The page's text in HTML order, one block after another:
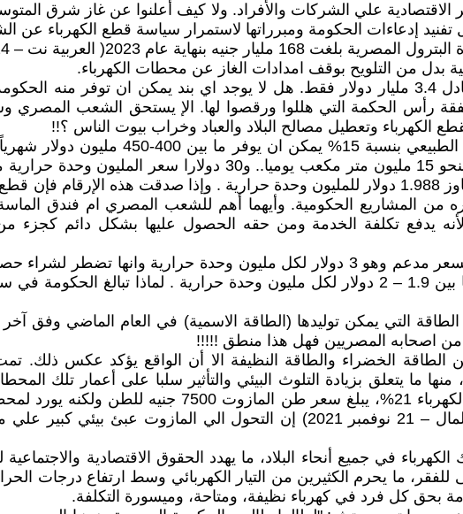
الاقتصادية علي الشركات والأفراد. ولا كيف أعلنوا عن غاز شرق
تفنيد إدعاءات الحكومة ومبرراتها لاستمرار سياسة قطع الكهرباء
بدل من التلويح بوقف امدادات الغاز عن محطات الكهرباء.
- هل هذا المبلغ ضخم وفوق إمكانيات الحكومة ؟! هذا المبلغ يعادل 3.4 مليار دولار فقط. هل لا يوجد اي
الجديدة. وهو لا تتجاوز 10% من قيمة صفقة رأس الحكمة التي هللوا ورقصوا لها. الإ
من المشاريع الحكومية. وأيهما أهم للشعب المصري ام فندق
يدفع تكلفة الخدمة ومن حقه الحصول عليها بشكل دائم كجزء
وحدة حرارية . بينما نجد أن السعر في السوق العالمي يتراوح ما بين 1.9 – 2 دولار لكل مليون وحدة
من اصحابه المصريين فهل هذا منطق !!!!!
الطاقة الخضراء والطاقة النظيفة الا أن الواقع يؤكد عكس ذلك.
ما يتعلق بزيادة التلوث البيئي والتأثير سلبا على أعمار تلك
بسعر 1500 جنيه للقطاع الخاص والصناعات الغذائية. ( جريدة المال – 21 نوفمبر 2021)
في جميع أنحاء البلاد، ما يهدد الحقوق الاقتصادية
ما يحرم الكثيرين من التيار الكهربائي وسط ارتفاع درجات
بحق كل فرد في كهرباء نظيفة، ومتاحة، وميسورة التكلفة.